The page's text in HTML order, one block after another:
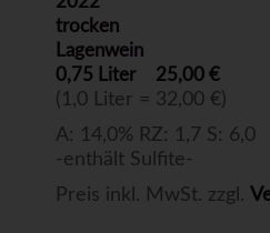
trocken
Lagenwein
0,75 Liter
25,00 €
(1,0 Liter = 32,00 €)
A: 14,0% RZ: 1,7 S: 6,0
-enthält Sulfite-
Preis inkl. MwSt. zzgl.